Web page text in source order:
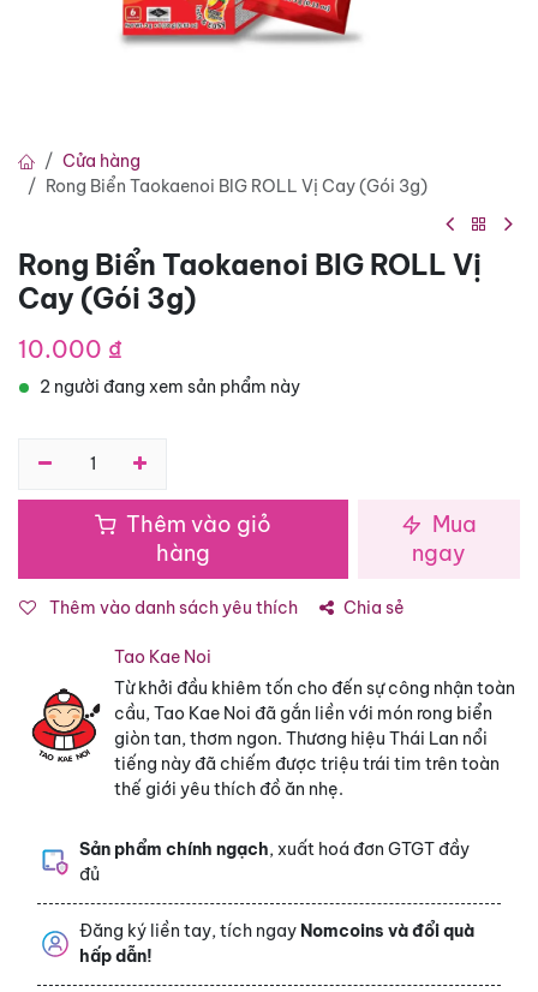
Cửa hàng
Rong Biển Taokaenoi BIG ROLL Vị Cay (Gói 3g)
Rong Biển Taokaenoi BIG ROLL Vị
Cay (Gói 3g)
10.000 ₫
2 người đang xem sản phẩm này
Thêm vào giỏ
hàng
Mua
ngay
Thêm vào danh sách yêu thích Chia sẻ
Tao Kae Noi
Từ khởi đầu khiêm tốn cho đến sự công nhận toàn
cầu, Tao Kae Noi đã gắn liền với món rong biển
giòn tan, thơm ngon. Thương hiệu Thái Lan nổi
tiếng này đã chiếm được triệu trái tim trên toàn
thế giới yêu thích đồ ăn nhẹ.
Sản phẩm chính ngạch, xuất hoá đơn GTGT đầy
đủ
Đăng ký liền tay, tích ngay Nomcoins và đổi quà
hấp dẫn!